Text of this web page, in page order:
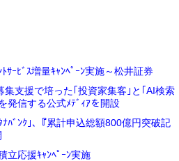
ｻｰﾋﾞｽ増量ｷｬﾝﾍﾟｰﾝ実施～松井証券
集支援で培った｢投資家集客｣と｢AI検索
発信する公式ﾒﾃﾞｨｱを開設
ﾅﾊﾞﾝｸ｣､『累計申込総額800億円突破記
立応援ｷｬﾝﾍﾟｰﾝ実施